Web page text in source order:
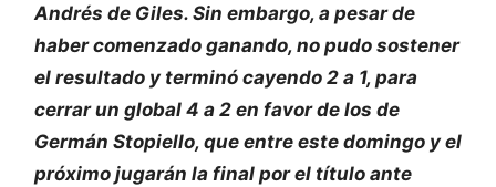
Andrés de Giles. Sin embargo, a pesar de
haber comenzado ganando, no pudo sostener
el resultado y terminó cayendo 2 a 1, para
cerrar un global 4 a 2 en favor de los de
Germán Stopiello, que entre este domingo y el
próximo jugarán la final por el título ante